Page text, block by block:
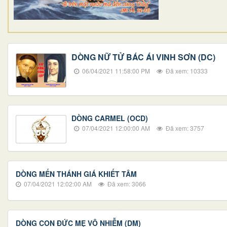
DÒNG NỮ TỬ BÁC ÁI VINH SƠN (DC)
06/04/2021 11:58:00 PM Đã xem: 10333
DÒNG CARMEL (OCD)
07/04/2021 12:00:00 AM Đã xem: 3757
DÒNG MẾN THÁNH GIÁ KHIẾT TÂM
07/04/2021 12:02:00 AM Đã xem: 3066
DÒNG CON ĐỨC MẸ VÔ NHIỄM (DM)